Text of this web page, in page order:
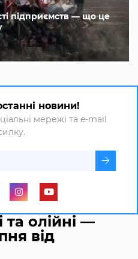
підприємств — що це
новини!
мережі та e-mail
та олійні —
від